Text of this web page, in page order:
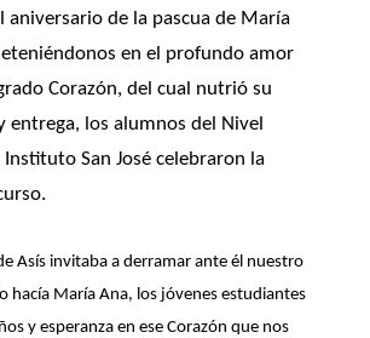
aniversario de la pascua de María
en el profundo amor
Corazón, del cual nutrió su
entrega, los alumnos del Nivel
San José celebraron la
Asís invitaba a derramar ante él nuestro
hacía María Ana, los jóvenes estudiantes
y esperanza en ese Corazón que nos